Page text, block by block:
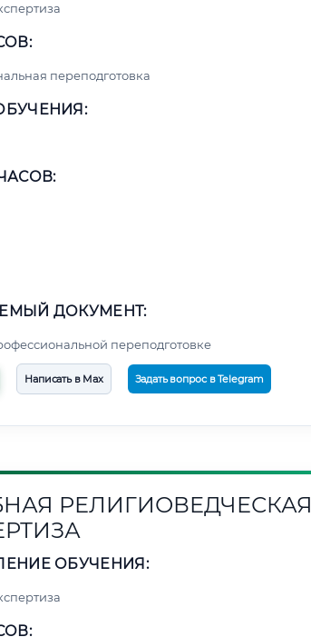
переподготовка
ДОКУМЕНТ:
переподготовке
Написать в Max Задать вопрос в Telegram
РЕЛИГИОВЕДЧЕСКАЯ
ОБУЧЕНИЯ: